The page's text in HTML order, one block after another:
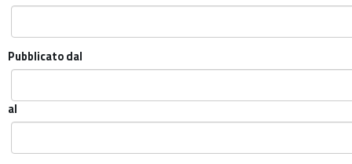
Pubblicato dal
al